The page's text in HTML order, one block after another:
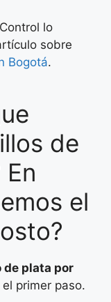
lo
sobre
Bogotá.
de
el
de plata por
primer paso.